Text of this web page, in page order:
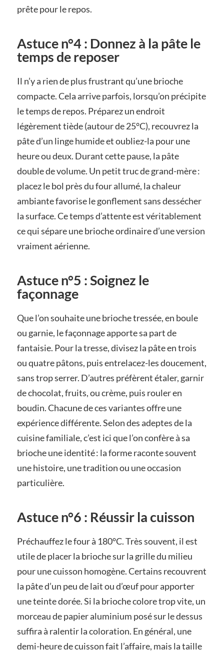
prête pour le repos.
Astuce n°4 : Donnez à la pâte le
temps de reposer
Il n’y a rien de plus frustrant qu’une brioche
compacte. Cela arrive parfois, lorsqu’on précipite
le temps de repos. Préparez un endroit
légèrement tiède (autour de 25°C), recouvrez la
pâte d’un linge humide et oubliez-la pour une
heure ou deux. Durant cette pause, la pâte
double de volume. Un petit truc de grand-mère :
placez le bol près du four allumé, la chaleur
ambiante favorise le gonflement sans dessécher
la surface. Ce temps d’attente est véritablement
ce qui sépare une brioche ordinaire d’une version
vraiment aérienne.
Astuce n°5 : Soignez le
façonnage
Que l’on souhaite une brioche tressée, en boule
ou garnie, le façonnage apporte sa part de
fantaisie. Pour la tresse, divisez la pâte en trois
ou quatre pâtons, puis entrelacez-les doucement,
sans trop serrer. D’autres préfèrent étaler, garnir
de chocolat, fruits, ou crème, puis rouler en
boudin. Chacune de ces variantes offre une
expérience différente. Selon des adeptes de la
cuisine familiale, c’est ici que l’on confère à sa
brioche une identité : la forme raconte souvent
une histoire, une tradition ou une occasion
particulière.
Astuce n°6 : Réussir la cuisson
Préchauffez le four à 180°C. Très souvent, il est
utile de placer la brioche sur la grille du milieu
pour une cuisson homogène. Certains recouvrent
la pâte d’un peu de lait ou d’œuf pour apporter
une teinte dorée. Si la brioche colore trop vite, un
morceau de papier aluminium posé sur le dessus
suffira à ralentir la coloration. En général, une
demi-heure de cuisson fait l’affaire, mais la taille